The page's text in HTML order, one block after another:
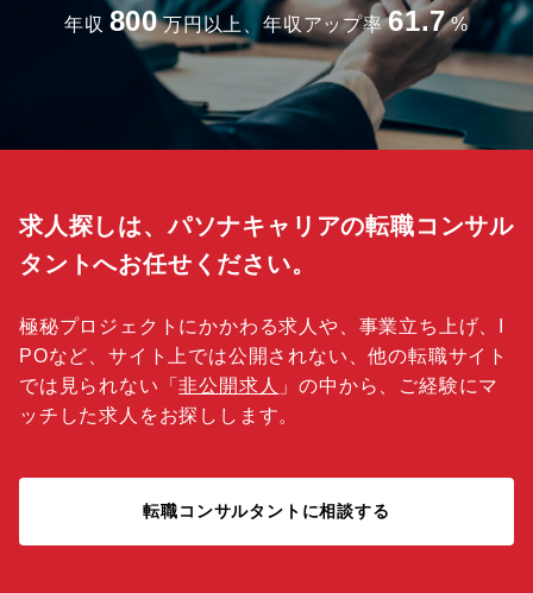
年収 800 万円以上、年収アップ率 61.7 %
求人探しは、パソナキャリアの転職コンサル
タントへお任せください。
極秘プロジェクトにかかわる求人や、事業立ち上げ、I
POなど、サイト上では公開されない、他の転職サイト
では見られない「非公開求人 」の中から、ご経験にマ
ッチした求人をお探しします。
転職コンサルタントに相談する